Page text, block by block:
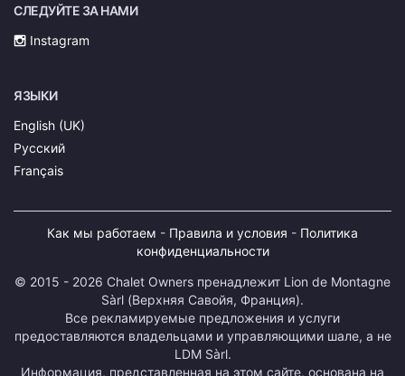
СЛЕДУЙТЕ ЗА НАМИ
Instagram
ЯЗЫКИ
English (UK)
Русский
Français
Как мы работаем - Правила и условия - Политика
конфиденциальности
© 2015 - 2026 Chalet Owners пренадлежит Lion de Montagne
Sàrl (Верхняя Савойя, Франция).
Все рекламируемые предложения и услуги
предоставляются владельцами и управляющими шале, а не
LDM Sàrl.
Информация, представленная на этом сайте, основана на